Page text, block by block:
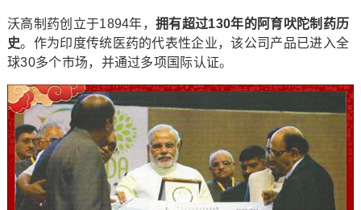
沃高制药创立于1894年，拥有超过130年的阿育吠陀制药历
史。作为印度传统医药的代表性企业，该公司产品已进入全
球30多个市场，并通过多项国际认证。